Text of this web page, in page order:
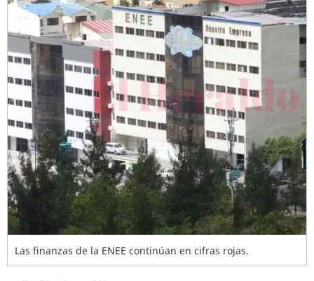
Las finanzas de la ENEE continúan en cifras rojas.